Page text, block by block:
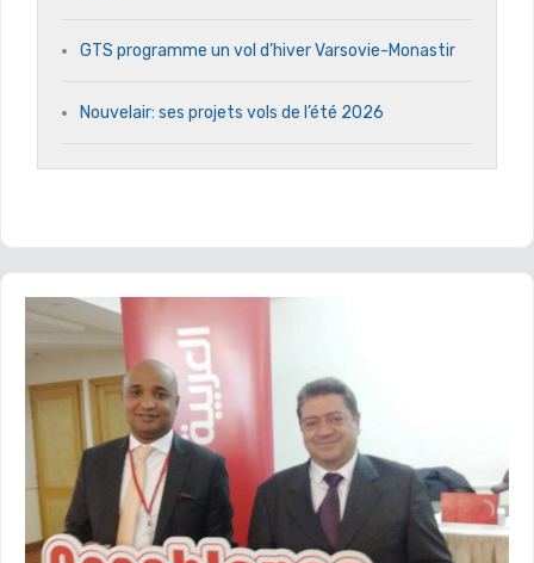
GTS programme un vol d’hiver Varsovie-Monastir
Nouvelair: ses projets vols de l’été 2026